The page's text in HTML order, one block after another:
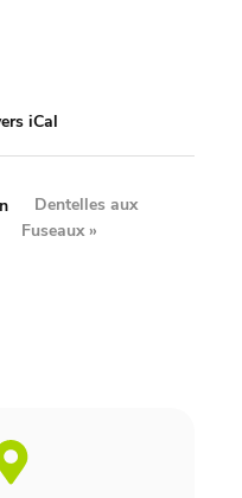
iCal
Dentelles aux
Fuseaux»